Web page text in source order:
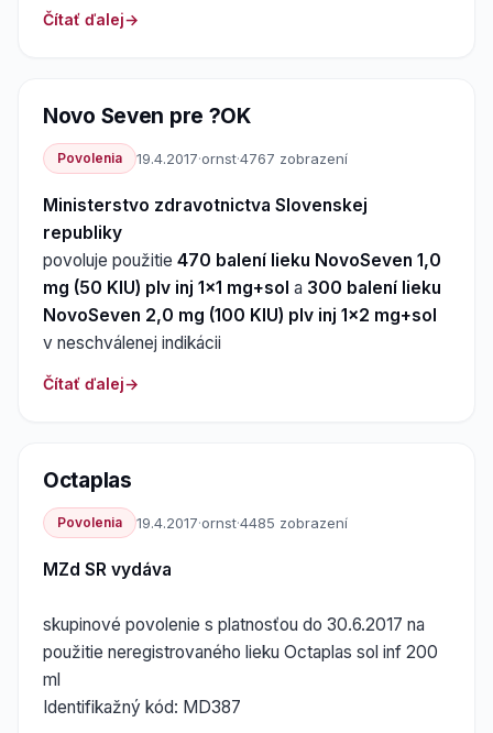
Čítať ďalej
Novo Seven pre ?OK
Povolenia 19.4.2017·ornst·4767 zobrazení
Ministerstvo zdravotnictva Slovenskej
republiky
povoluje použitie 470 balení lieku NovoSeven 1,0
mg (50 KIU) plv inj 1x1 mg+sol a 300 balení lieku
NovoSeven 2,0 mg (100 KIU) plv inj 1x2 mg+sol
v neschválenej indikácii
Čítať ďalej
Octaplas
Povolenia 19.4.2017·ornst·4485 zobrazení
MZd SR vydáva
skupinové povolenie s platnosťou do 30.6.2017 na
použitie neregistrovaného lieku Octaplas sol inf 200
ml
Identifikažný kód: MD387